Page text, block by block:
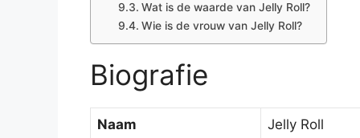
Wat is de waarde van Jelly Roll?
Wie is de vrouw van Jelly Roll?
Biografie
Naam Jelly Roll